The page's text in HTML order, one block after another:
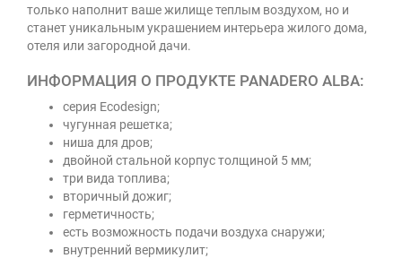
только наполнит ваше жилище теплым воздухом, но и
станет уникальным украшением интерьера жилого дома,
отеля или загородной дачи.
ИНФОРМАЦИЯ О ПРОДУКТЕ PANADERO ALBA:
серия Ecodesign;
чугунная решетка;
ниша для дров;
двойной стальной корпус толщиной 5 мм;
три вида топлива;
вторичный дожиг;
герметичность;
есть возможность подачи воздуха снаружи;
внутренний вермикулит;